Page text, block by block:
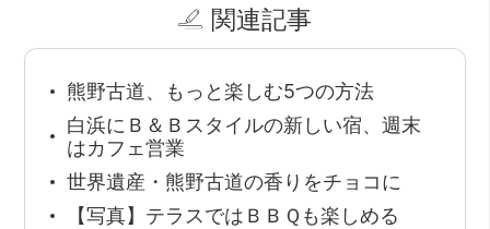
関連記事
熊野古道、もっと楽しむ5つの方法
白浜にＢ＆Ｂスタイルの新しい宿、週末
はカフェ営業
世界遺産・熊野古道の香りをチョコに
【写真】テラスではＢＢＱも楽しめる